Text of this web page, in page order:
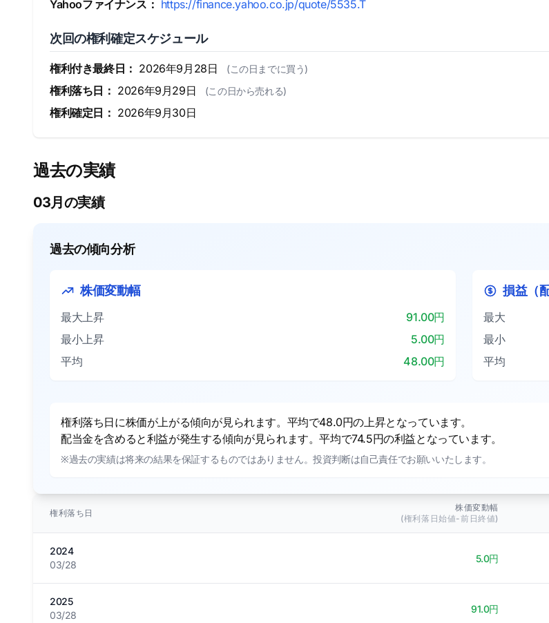
Yahooファイナンス： https://finance.yahoo.co.jp/quote/5535.T
次回の権利確定スケジュール
権利付き最終日： 2026年9月28日 (この日までに買う)
権利落ち日： 2026年9月29日 (この日から売れる)
権利確定日： 2026年9月30日
過去の実績
03月の実績
過去の傾向分析
株価変動幅
最大上昇
91.00円
最小上昇
5.00円
平均
48.00円
損益（
最大
最小
平均
権利落ち日に株価が上がる傾向が見られます。平均で48.0円の上昇となっています。
配当金を含めると利益が発生する傾向が見られます。平均で74.5円の利益となっています。
※過去の実績は将来の結果を保証するものではありません。投資判断は自己責任でお願いいたします。
権利落ち日
株価変動幅
(権利落日始値-前日終値)
2024
03/28
5.0円
2025
03/28
91.0円